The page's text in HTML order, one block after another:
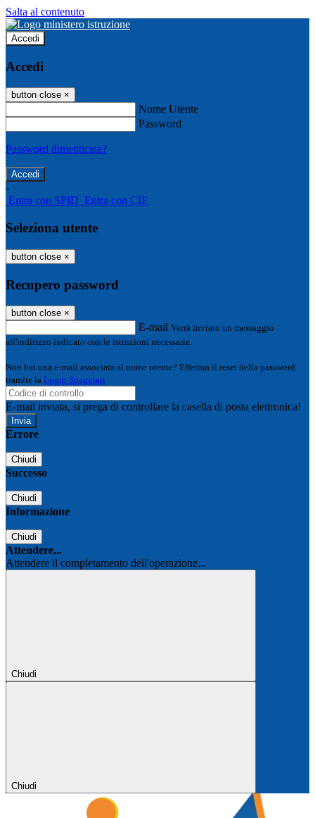
Salta al contenuto
Accedi
Accedi
button close ×
Nome Utente
Password
Password dimenticata?
-
Entra con SPID Entra con CIE
Seleziona utente
button close ×
Recupero password
button close ×
E-mail Verrà inviato un messaggio
all'indirizzo indicato con le istruzioni necessarie.
Non hai una e-mail associata al nome utente? Effettua il reset della password
tramite la Login Spaggiari
E-mail inviata, si prega di controllare la casella di posta elettronica!
Errore
Chiudi
Successo
Chiudi
Informazione
Chiudi
Attendere...
Attendere il completamento dell'operazione...
Chiudi
Chiudi